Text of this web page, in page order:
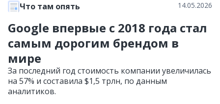
Что там опять 14.05.2026
Google впервые с 2018 года стал
самым дорогим брендом в
мире
За последний год стоимость компании увеличилась
на 57% и составила $1,5 трлн, по данным
аналитиков.